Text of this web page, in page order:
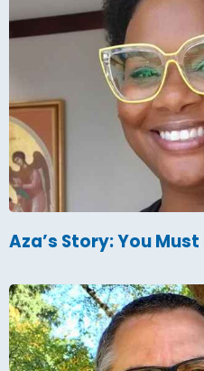
Aza’s Story: You